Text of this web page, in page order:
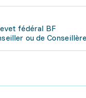
fédéral BF
ou de